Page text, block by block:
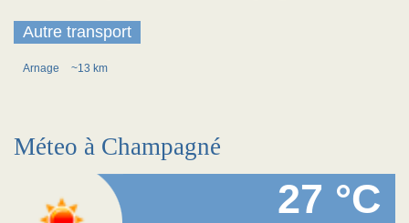
Autre transport
Arnage ~13 km
Méteo à Champagné
27 °C